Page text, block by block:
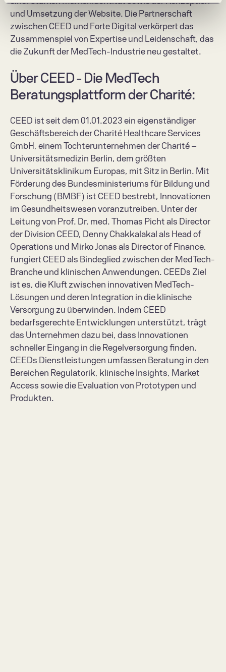
und Umsetzung der Website. Die Partnerschaft
zwischen CEED und Forte Digital verkörpert das
Zusammenspiel von Expertise und Leidenschaft, das
die Zukunft der MedTech-Industrie neu gestaltet.
Über CEED - Die MedTech
Beratungsplattform der Charité:
CEED ist seit dem 01.01.2023 ein eigenständiger
Geschäftsbereich der Charité Healthcare Services
GmbH, einem Tochterunternehmen der Charité –
Universitätsmedizin Berlin, dem größten
Universitätsklinikum Europas, mit Sitz in Berlin. Mit
Förderung des Bundesministeriums für Bildung und
Forschung (BMBF) ist CEED bestrebt, Innovationen
im Gesundheitswesen voranzutreiben. Unter der
Leitung von Prof. Dr. med. Thomas Picht als Director
der Division CEED, Denny Chakkalakal als Head of
Operations und Mirko Jonas als Director of Finance,
fungiert CEED als Bindeglied zwischen der MedTech-
Branche und klinischen Anwendungen. CEEDs Ziel
ist es, die Kluft zwischen innovativen MedTech-
Lösungen und deren Integration in die klinische
Versorgung zu überwinden. Indem CEED
bedarfsgerechte Entwicklungen unterstützt, trägt
das Unternehmen dazu bei, dass Innovationen
schneller Eingang in die Regelversorgung finden.
CEEDs Dienstleistungen umfassen Beratung in den
Bereichen Regulatorik, klinische Insights, Market
Access sowie die Evaluation von Prototypen und
Produkten.